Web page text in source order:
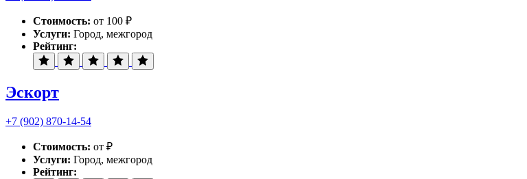
Стоимость: от 100 ₽
Услуги: Город, межгород
Рейтинг:
Эскорт
+7 (902) 870-14-54
Стоимость: от ₽
Услуги: Город, межгород
Рейтинг: